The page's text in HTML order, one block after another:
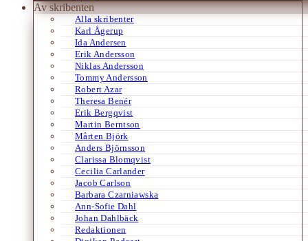
Av skribenten
Alla skribenter
Karl Ågerup
Ida Andersen
Erik Andersson
Niklas Andersson
Tommy Andersson
Robert Azar
Theresa Benér
Erik Bergqvist
Martin Berntson
Mårten Björk
Anders Björnsson
Clarissa Blomqvist
Cecilia Carlander
Jacob Carlson
Barbara Czarniawska
Ann-Sofie Dahl
Johan Dahlbäck
Redaktionen